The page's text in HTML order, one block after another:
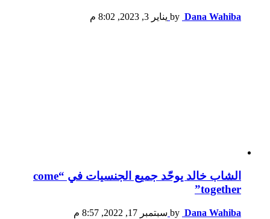
by Dana Wahiba يناير 3, 2023, 8:02 م
الشاب خالد يوحّد جميع الجنسيات في “come
together”
by Dana Wahiba سبتمبر 17, 2022, 8:57 م